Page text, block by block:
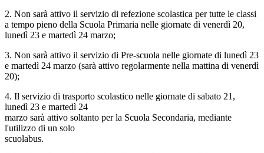
2. Non sarà attivo il servizio di refezione scolastica per tutte le classi
a tempo pieno della Scuola Primaria nelle giornate di venerdì 20,
lunedì 23 e martedì 24 marzo;
3. Non sarà attivo il servizio di Pre-scuola nelle giornate di lunedì 23
e martedì 24 marzo (sarà attivo regolarmente nella mattina di venerdì
20);
4. Il servizio di trasporto scolastico nelle giornate di sabato 21,
lunedì 23 e martedì 24
marzo sarà attivo soltanto per la Scuola Secondaria, mediante
l'utilizzo di un solo
scuolabus.